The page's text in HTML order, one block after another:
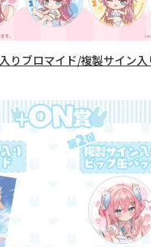
りブロマイド/複製サイン